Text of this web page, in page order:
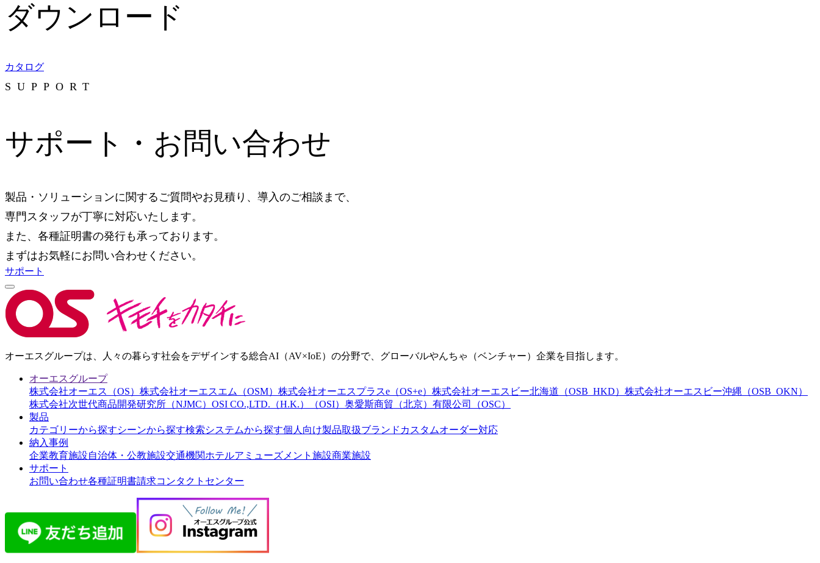
ダウンロード
カタログ
SUPPORT
サポート・お問い合わせ
製品・ソリューションに関するご質問やお見積り、導入のご相談まで、
専門スタッフが丁寧に対応いたします。
また、各種証明書の発行も承っております。
まずはお気軽にお問い合わせください。
サポート
オーエスグループは、人々の暮らす社会をデザインする総合AI（AV×IoE）の分野で、グローバルやんちゃ（ベンチャー）企業を目指します。
オーエスグループ
株式会社オーエス（OS） 株式会社オーエスエム（OSM） 株式会社オーエスプラスe（OS+e） 株式会社オーエスビー北海道（OSB_HKD） 株式会社オーエスビー沖縄（OSB_OKN）
株式会社次世代商品開発研究所（NJMC） OSI CO.,LTD.（H.K.）（OSI） 奥愛斯商貿（北京）有限公司（OSC）
製品
カテゴリーから探すシーンから探す検索システムから探す個人向け製品取扱ブランド カスタムオーダー対応
納入事例
企業教育施設自治体・公教施設交通機関ホテルアミューズメント施設商業施設
サポート
お問い合わせ各種証明書請求コンタクトセンター